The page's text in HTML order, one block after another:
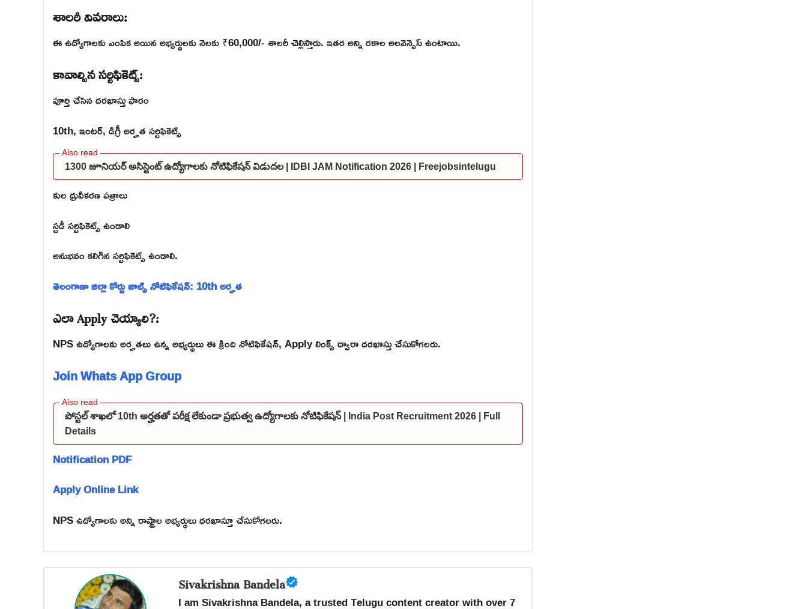
శాలరీ వివరాలు:
ఈ ఉద్యోగాలకు ఎంపిక అయిన అభ్యర్థులకు నెలకు ₹60,000/- శాలరీ చెల్లిస్తారు. ఇతర అన్ని రకాల అలవెన్సెస్ ఉంటాయి.
కావాల్సిన సర్టిఫికెట్స్:
పూర్తి చేసిన దరఖాస్తు ఫారం
10th, ఇంటర్, డిగ్రీ అర్హత సర్టిఫికెట్స్
1300 జూనియర్ అసిస్టెంట్ ఉద్యోగాలకు నోటిఫికేషన్ విడుదల | IDBI JAM Notification 2026 | Freejobsintelugu
కుల ధ్రువీకరణ పత్రాలు
స్టడీ సర్టిఫికెట్స్ ఉండాలి
అనుభవం కలిగిన సర్టిఫికెట్స్ ఉండాలి.
తెలంగాణా జిల్లా కోర్టు జాబ్స్ నోటిఫికేషన్: 10th అర్హత
ఎలా Apply చెయ్యాలి?:
NPS ఉద్యోగాలకు అర్హతలు ఉన్న అభ్యర్థులు ఈ క్రింది నోటిఫికేషన్, Apply లింక్స్ ద్వారా దరఖాస్తు చేసుకోగలరు.
Join Whats App Group
పోస్టల్ శాఖలో 10th అర్హతతో పరీక్ష లేకుండా ప్రభుత్వ ఉద్యోగాలకు నోటిఫికేషన్ | India Post Recruitment 2026 | Full
Details
Notification PDF
Apply Online Link
NPS ఉద్యోగాలకు అన్ని రాష్ట్రాల అభ్యర్థులు ధరఖాస్తూ చేసుకోగలరు.
Sivakrishna Bandela
I am Sivakrishna Bandela, a trusted Telugu content creator with over 7